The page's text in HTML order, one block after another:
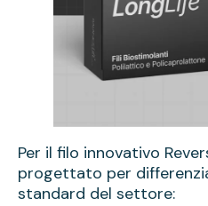
Per il filo innovativo
progettato per
standard del settore: